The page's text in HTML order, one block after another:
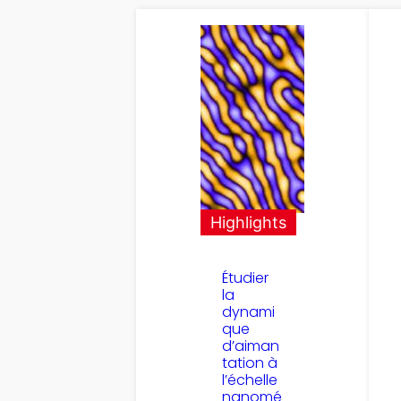
Highlights
Étudier
la
dynami
que
d’aiman
tation à
l’échelle
nanomé